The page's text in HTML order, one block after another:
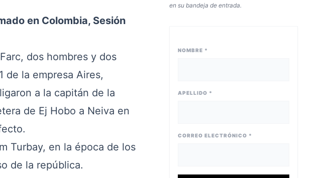
en Colombia, Sesión
dos hombres y dos
de la empresa Aires,
a la capitán de la
de Ej Hobo a Neiva en
en la época de los
de la república.
en su bandeja de entrada.
NOMBRE *
APELLIDO *
CORREO ELECTRÓNICO *